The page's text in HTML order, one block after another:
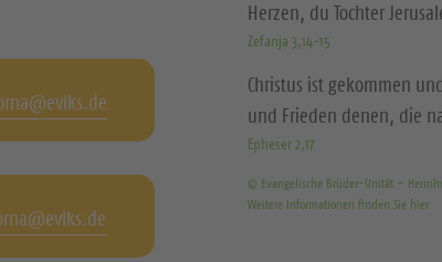
Herzen, du Tochter
Zefanja 3,14-15
Christus ist gekommen
und Frieden denen, die
Epheser 2,17
© Evangelische Brüder-Unität –
Weitere Informationen finden Sie hier